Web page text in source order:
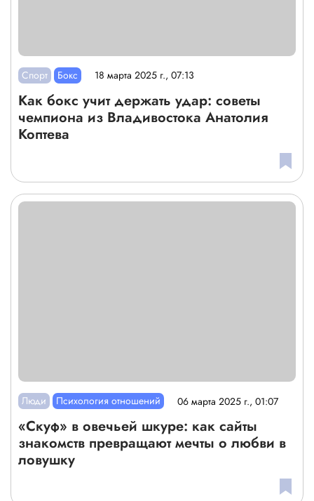
Спорт Бокс 18 марта 2025 г., 07:13
Как бокс учит держать удар: советы
чемпиона из Владивостока Анатолия
Коптева
Люди Психология отношений 06 марта 2025 г., 01:07
«Скуф» в овечьей шкуре: как сайты
знакомств превращают мечты о любви в
ловушку